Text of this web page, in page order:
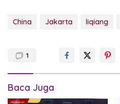
China Jakarta liqiang
1
Baca Juga